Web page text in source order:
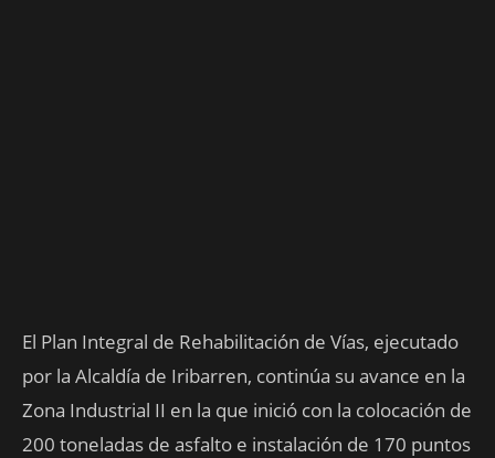
El Plan Integral de Rehabilitación de Vías, ejecutado
por la Alcaldía de Iribarren, continúa su avance en la
Zona Industrial II en la que inició con la colocación de
200 toneladas de asfalto e instalación de 170 puntos